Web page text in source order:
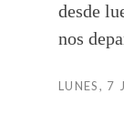
desde
nos
LUNES, 7